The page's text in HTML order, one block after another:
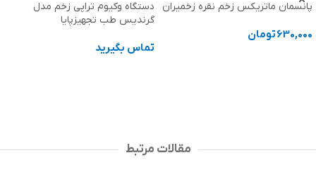
پانسمان ماتریکس زخم نقره زخمیران
630,000تومان
دستگاه وکیوم تراپی زخم مدل
گرندیس طب تجهیزپایا
تماس بگیرید
مقالات مرتبط